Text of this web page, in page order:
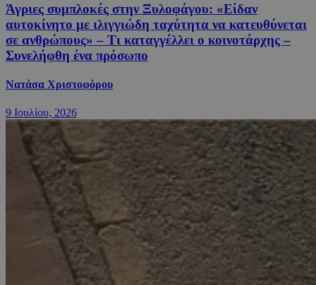
Άγριες συμπλοκές στην Ξυλοφάγου: «Είδαν
αυτοκίνητο με ιλιγγιώδη ταχύτητα να κατευθύνεται
σε ανθρώπους» – Τι καταγγέλλει ο κοινοτάρχης –
Συνελήφθη ένα πρόσωπο
Νατάσα Χριστοφόρου
9 Ιουλίου, 2026